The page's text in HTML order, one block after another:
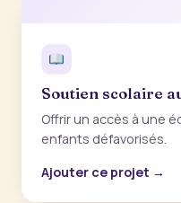
Soutien scolaire
Offrir un accès à une
enfants défavorisés.
Ajouter ce projet →